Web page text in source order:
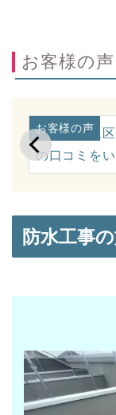
お客様の声
お客様の声
川崎市麻生
の口コミを
防水工事